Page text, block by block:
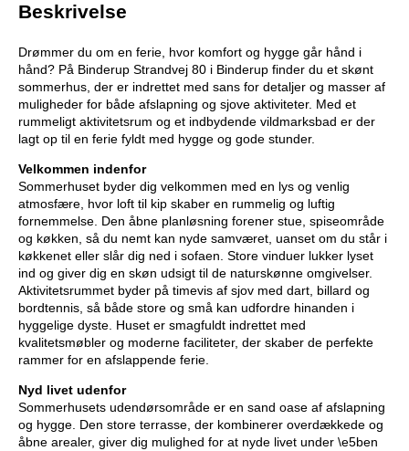
Beskrivelse
Drømmer du om en ferie, hvor komfort og hygge går hånd i
hånd? På Binderup Strandvej 80 i Binderup finder du et skønt
sommerhus, der er indrettet med sans for detaljer og masser af
muligheder for både afslapning og sjove aktiviteter. Med et
rummeligt aktivitetsrum og et indbydende vildmarksbad er der
lagt op til en ferie fyldt med hygge og gode stunder.
Velkommen indenfor
Sommerhuset byder dig velkommen med en lys og venlig
atmosfære, hvor loft til kip skaber en rummelig og luftig
fornemmelse. Den åbne planløsning forener stue, spiseområde
og køkken, så du nemt kan nyde samværet, uanset om du står i
køkkenet eller slår dig ned i sofaen. Store vinduer lukker lyset
ind og giver dig en skøn udsigt til de naturskønne omgivelser.
Aktivitetsrummet byder på timevis af sjov med dart, billard og
bordtennis, så både store og små kan udfordre hinanden i
hyggelige dyste. Huset er smagfuldt indrettet med
kvalitetsmøbler og moderne faciliteter, der skaber de perfekte
rammer for en afslappende ferie.
Nyd livet udenfor
Sommerhusets udendørsområde er en sand oase af afslapning
og hygge. Den store terrasse, der kombinerer overdækkede og
åbne arealer, giver dig mulighed for at nyde livet under \e5ben